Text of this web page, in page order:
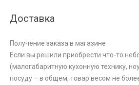
Доставка
Получение заказа в магазине
Если вы решили приобрести что-то
(малогабаритную кухонную технику,
посуду – в общем, товар весом не